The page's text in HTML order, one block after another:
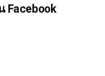
Facebook